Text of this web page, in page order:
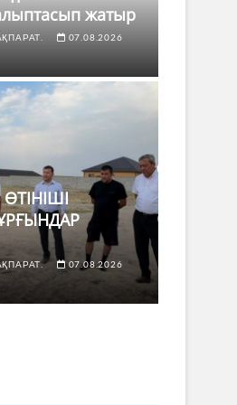
үшін не
жатыр
07.08.2026
07.08.2026